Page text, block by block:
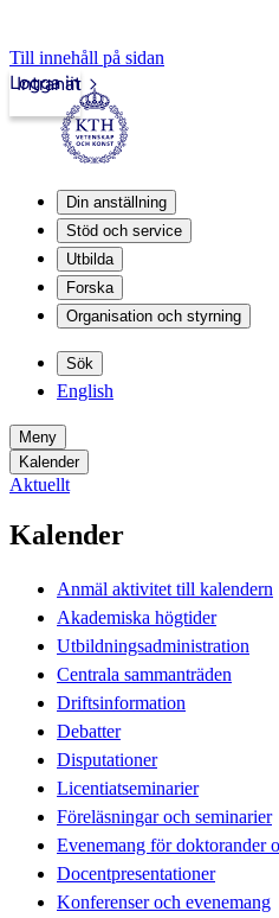
Till innehåll på sidan
Intranät
Logga in
Din anställning
Stöd och service
Utbilda
Forska
Organisation och styrning
Sök
English
Meny
Kalender
Aktuellt
Kalender
Anmäl aktivitet till kalendern
Akademiska högtider
Utbildningsadministration
Centrala sammanträden
Driftsinformation
Debatter
Disputationer
Licentiatseminarier
Föreläsningar och seminarier
Evenemang för doktorander
Docentpresentationer
Konferenser och evenemang